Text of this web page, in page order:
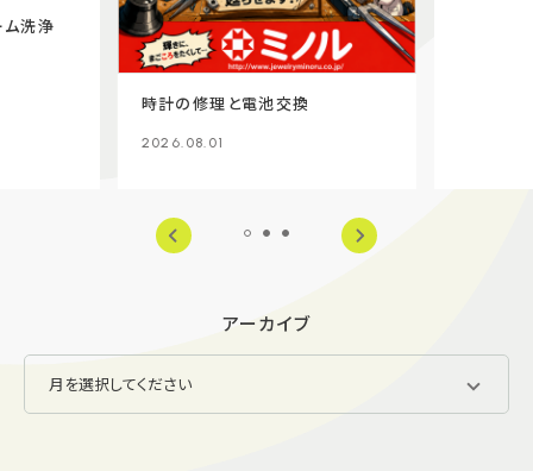
洗浄
時計の修理と電池交換
2026.08.01
アーカイブ